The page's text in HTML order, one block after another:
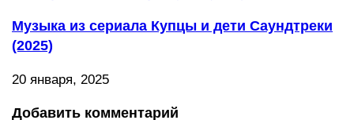
Музыка из сериала Купцы и дети Саундтреки
(2025)
20 января, 2025
Добавить комментарий